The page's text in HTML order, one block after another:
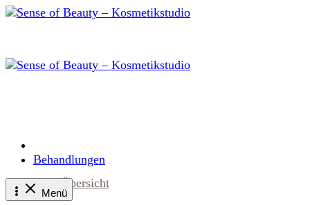
Zum
Behandlungen
Übersicht
Menü